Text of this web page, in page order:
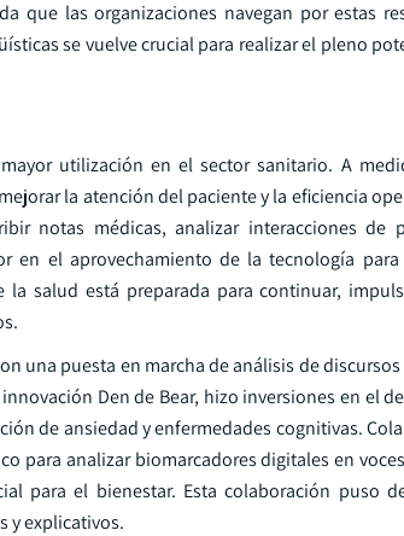
que las organizaciones navegan por estas
se vuelve crucial para realizar el pleno
utilización en el sector sanitario. A
la atención del paciente y la eficiencia
notas médicas, analizar interacciones de
en el aprovechamiento de la tecnología
salud está preparada para continuar,
una puesta en marcha de análisis de
Den de Bear, hizo inversiones en el
de ansiedad y enfermedades cognitivas.
para analizar biomarcadores digitales en
para el bienestar. Esta colaboración puso
y explicativos.